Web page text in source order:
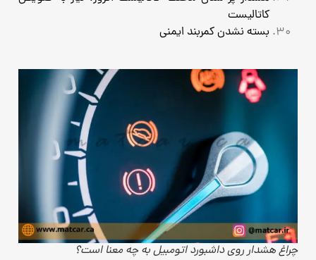
کاتالیست
بسته نشدن کمربند ایمنی
چراغ هشدار روی داشبورد اتومبیل به چه معنا است؟